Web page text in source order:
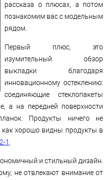
рассказа о плюсах, а потом
познакомим вас с модельным
рядом.
Первый плюс, это
изумительный обзор
выкладки благодаря
инновационному остеклению:
соединяющие стеклопакеты
а на передней поверхности
Продукты ничего не
как хорошо видны продукты в
1
и стильный дизайн.
не отвлекают внимание от